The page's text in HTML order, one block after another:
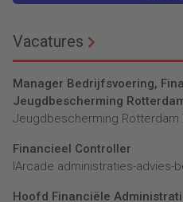
Vacatures
Manager Bedrijfsvoering,
Jeugdbescherming
Jeugdbescherming Rotterdam
Financieel Controller
lArcade administraties-advies-
Hoofd Financiële